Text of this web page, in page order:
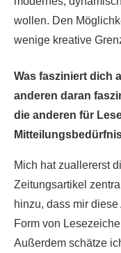
wollen. Den
wenige kreative
Was fasziniert dich
anderen daran
die anderen für
Mich hat zuallererst
Zeitungsartikel
hinzu, dass mir
Form von
Außerdem schätze